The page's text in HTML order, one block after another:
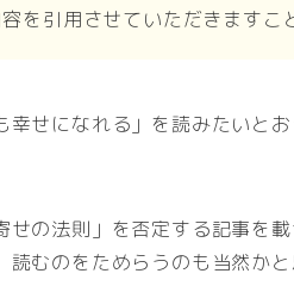
を引用させていただきますこ
幸せになれる」を読みたいと
せの法則」を否定する記事を
むのをためらうのも当然かと